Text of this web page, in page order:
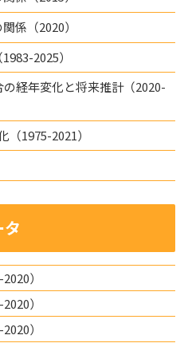
係（2020）
2025）
経年変化と将来推計（2020-
1975-2021）
）
）
）